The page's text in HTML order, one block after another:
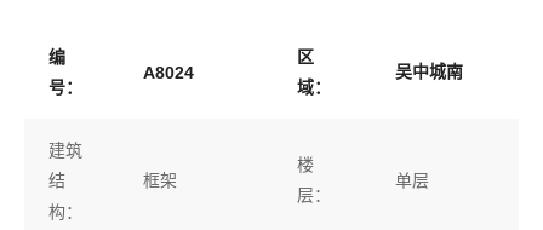
编
号：
A8024
区
域：
吴中城南
建筑
结
构：
框架
楼
层：
单层